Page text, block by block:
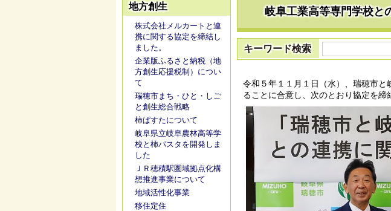
地方創生
株式会社メルカートと連
携に関する協定を締結し
ました。
企業版ふるさと納税（地
方創生応援税制）につい
て
瑞穂市まち・ひと・しご
と創生総合戦略
柿ぱすたについて
岐阜県立岐阜農林高等学
校と柿パスタを開発しま
した
ＪＲ穂積駅圏域拠点化構
想推進事業について
地域活性化事業
移住定住
岐阜工業高等専門学校と
キーワード検索
令和５年１１月１日（水）、瑞穂市
ることに合意し、次のとおり協定を締